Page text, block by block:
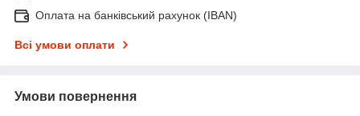
Оплата на банківський рахунок (IBAN)
Всі умови оплати
Умови повернення